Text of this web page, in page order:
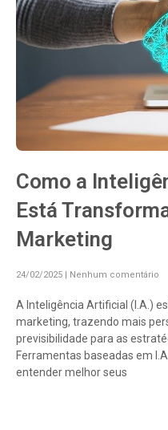
Como a
Está
Marketing
24/02/2025 Nenhum comentário
A Inteligência Artificial (I.A.)
marketing, trazendo mais
previsibilidade para as
Ferramentas baseadas em
entender melhor seus